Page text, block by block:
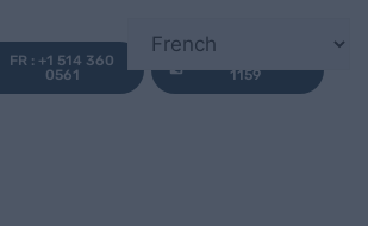
FR : +1 514 360
0561
1159